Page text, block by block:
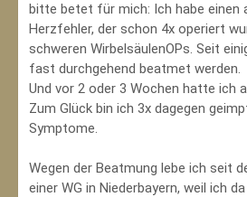
bitte betet für mich: Ich habe einen
Herzfehler, der schon 4x operiert
schweren WirbelsäulenOPs. Seit
fast durchgehend beatmet werden.
Und vor 2 oder 3 Wochen hatte ich
Zum Glück bin ich 3x dagegen
Symptome.
Wegen der Beatmung lebe ich seit
einer WG in Niederbayern, weil ich